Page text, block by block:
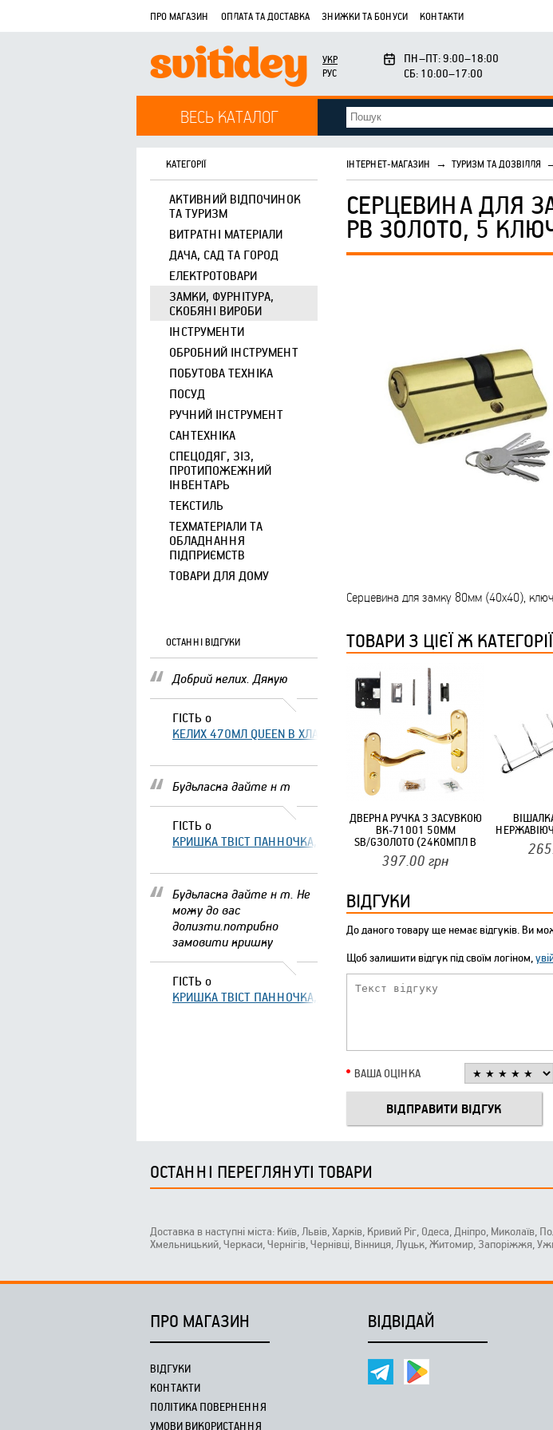
ПРО МАГАЗИН ОПЛАТА ТА ДОСТАВКА ЗНИЖКИ ТА БОНУСИ КОНТАКТИ
УКР
РУС
ПН–ПТ: 9:00–18:00
СБ: 10:00–17:00
ВЕСЬ КАТАЛОГ
КАТЕГОРІЇ
АКТИВНИЙ ВІДПОЧИНОК
ТА ТУРИЗМ
ВИТРАТНІ МАТЕРІАЛИ
ДАЧА, САД ТА ГОРОД
ЕЛЕКТРОТОВАРИ
ЗАМКИ, ФУРНІТУРА,
СКОБЯНІ ВИРОБИ
ІНСТРУМЕНТИ
ОБРОБНИЙ ІНСТРУМЕНТ
ПОБУТОВА ТЕХНІКА
ПОСУД
РУЧНИЙ ІНСТРУМЕНТ
САНТЕХНІКА
СПЕЦОДЯГ, ЗІЗ,
ПРОТИПОЖЕЖНИЙ
ІНВЕНТАРЬ
ТЕКСТИЛЬ
ТЕХМАТЕРІАЛИ ТА
ОБЛАДНАННЯ
ПІДПРИЄМСТВ
ТОВАРИ ДЛЯ ДОМУ
ОСТАННІ ВІДГУКИ
Добрий келих. Дякую
ГІСТЬ о
КЕЛИХ 470МЛ QUEEN В ХЛАМІНГО ТМ FARGLASS
Будьласка дайте н т
ГІСТЬ о
КРИШКА ТВІСТ ПАННОЧКА, ЩО ЗАКРУЧУЄТЬСЯ КОТИКИ (20ШТ/УП)
Будьласка дайте н т. Не
можу до вас
долизти.потрибно
замовити кришку
ГІСТЬ о
КРИШКА ТВІСТ ПАННОЧКА, ЩО ЗАКРУЧУЄТЬСЯ КОТИКИ (20ШТ/УП)
ІНТЕРНЕТ-МАГАЗИН → ТУРИЗМ ТА ДОЗВІЛЛЯ
СЕРЦЕВИНА ДЛЯ
PB ЗОЛОТО, 5
Серцевина для замку 80мм (40х40),
ТОВАРИ З ЦІЄЇ Ж КАТЕГОРІЇ
ДВЕРНА РУЧКА З ЗАСУВКОЮ
BK-71001 50ММ
SB/GЗОЛОТО (24КОМПЛ В
ЯЩ) ФЗБ
397.00 грн
ВІДГУКИ
До даного товару ще немає відгуків. Ви
Щоб залишити відгук під своїм логіном,
ВАША ОЦІНКА
ОСТАННІ ПЕРЕГЛЯНУТІ ТОВАРИ
Доставка в наступні міста: Київ, Львів, Харків, Кривий Ріг, Одеса, Дніпро,
Хмельницький, Черкаси, Чернігів, Чернівці, Вінниця, Луцьк, Житомир, Запоріжжя,
ПРО МАГАЗИН
ВІДГУКИ
КОНТАКТИ
ПОЛІТИКА ПОВЕРНЕННЯ
УМОВИ ВИКОРИСТАННЯ
ВІДВІДАЙ